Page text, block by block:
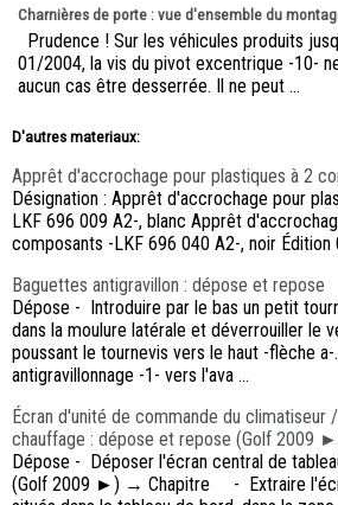
Charnières de porte : vue d'ensemble du
Prudence ! Sur les véhicules produits
01/2004, la vis du pivot excentrique -10-
aucun cas être desserrée. Il ne peut ...
D'autres materiaux:
Apprêt d'accrochage pour plastiques à 2
Désignation : Apprêt d'accrochage pour
LKF 696 009 A2-, blanc Apprêt
composants -LKF 696 040 A2-, noir Édition
Baguettes antigravillon : dépose et repose
Dépose - Introduire par le bas un petit
dans la moulure latérale et déverrouiller le
poussant le tournevis vers le haut -flèche
antigravillonnage -1- vers l'ava ...
Écran d'unité de commande du climatiseur
chauffage : dépose et repose (Golf 2009
Dépose - Déposer l'écran central de
(Golf 2009 ►) → Chapitre - Extraire